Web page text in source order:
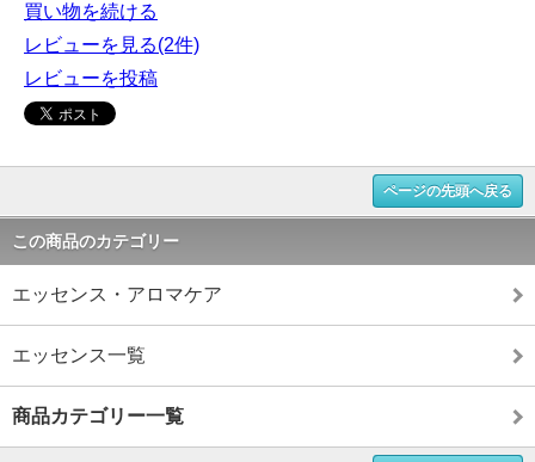
買い物を続ける
レビューを見る(2件)
レビューを投稿
ページの先頭へ戻る
この商品のカテゴリー
エッセンス・アロマケア
エッセンス一覧
商品カテゴリー一覧